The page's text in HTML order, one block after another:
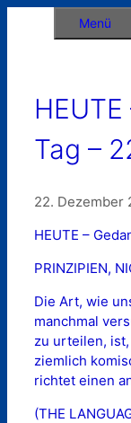
Menü
Tag –
22. Dezember
HEUTE –
PRINZIPIEN,
Die Art, wie
manchmal
zu urteilen,
ziemlich
richtet einen
(THE